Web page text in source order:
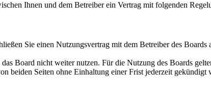
Ihnen und dem Betreiber ein Vertrag mit folgenden
Sie einen Nutzungsvertrag mit dem Betreiber des
Board nicht weiter nutzen. Für die Nutzung des Boards
beiden Seiten ohne Einhaltung einer Frist jederzeit gekündigt